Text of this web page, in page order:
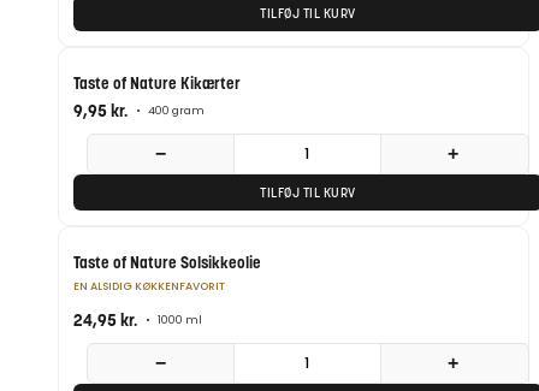
TILFØJ TIL KURV
Taste of Nature Kikærter
9,95kr. • 400 gram
− +
TILFØJ TIL KURV
Taste of Nature Solsikkeolie
EN ALSIDIG KØKKENFAVORIT
24,95kr. • 1000 ml
− +